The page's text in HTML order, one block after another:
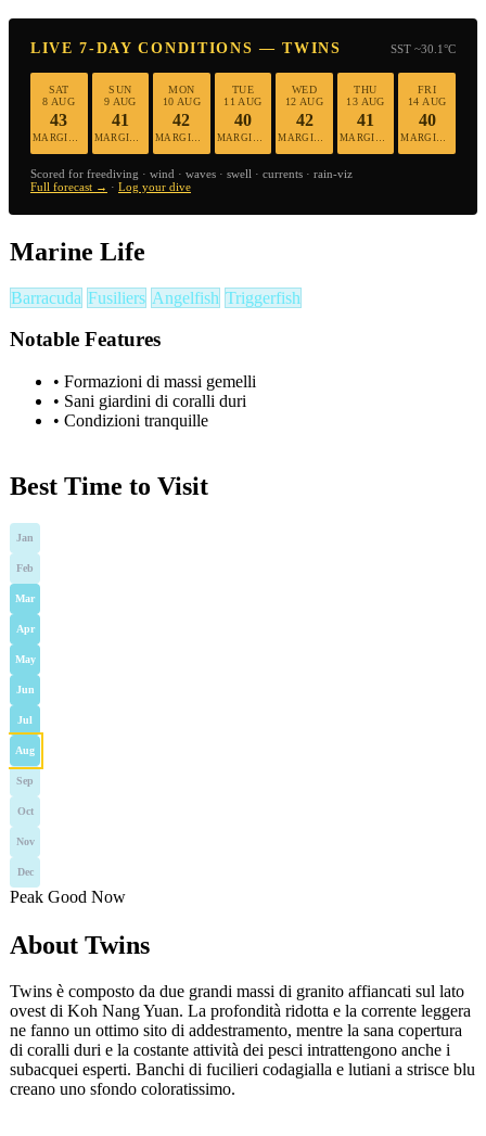
LIVE 7-DAY CONDITIONS — TWINS SST ~30.1°C
SAT
8 AUG
43
SUN
9 AUG
41
MON
10 AUG
42
MARGINAL
TUE
11 AUG
40
WED
12 AUG
42
THU
13 AUG
41
FRI
14 AUG
40
Scored for freediving · wind · waves · swell · currents · rain-viz
Full forecast → · Log your dive
Marine Life
Barracuda Fusiliers Angelfish Triggerfish
Notable Features
• Formazioni di massi gemelli
• Sani giardini di coralli duri
• Condizioni tranquille
Best Time to Visit
Jan
Feb
Mar
Apr
May
Jun
Jul
Aug
Sep
Oct
Nov
Dec
Peak Good Now
About Twins
Twins è composto da due grandi massi di granito affiancati sul lato
ovest di Koh Nang Yuan. La profondità ridotta e la corrente leggera
ne fanno un ottimo sito di addestramento, mentre la sana copertura
di coralli duri e la costante attività dei pesci intrattengono anche i
subacquei esperti. Banchi di fucilieri codagialla e lutiani a strisce blu
creano uno sfondo coloratissimo.